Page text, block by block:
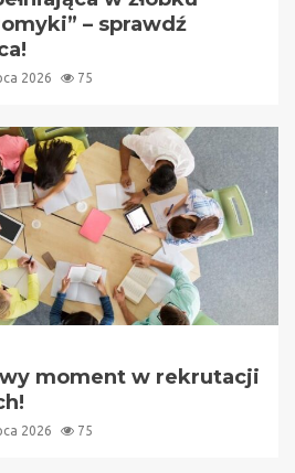
– sprawdź
2026 75
moment w rekrutacji
2026 75